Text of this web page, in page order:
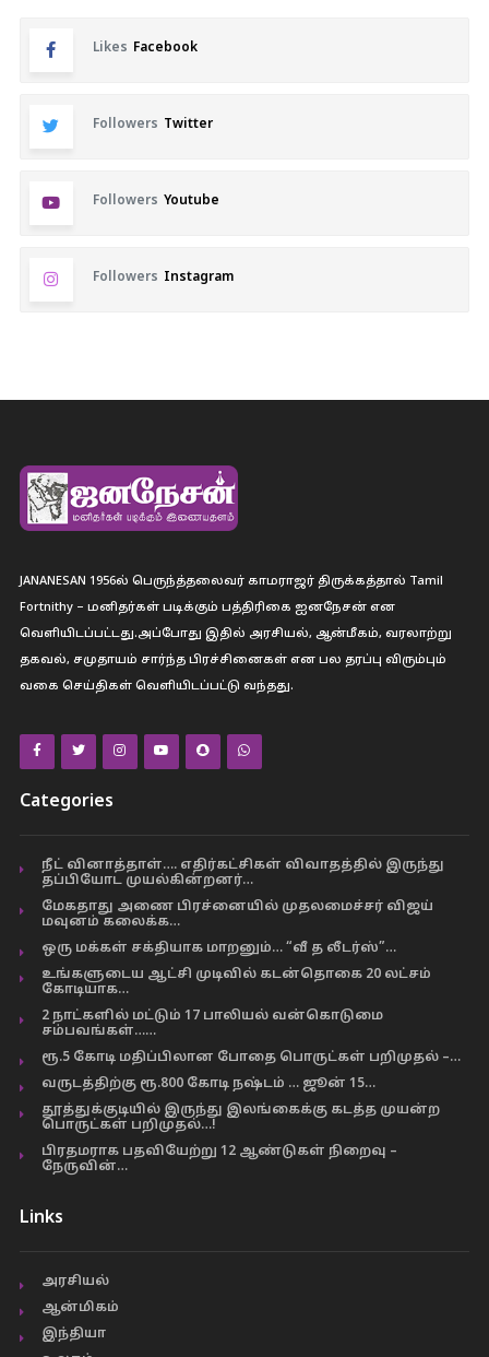
Likes Facebook
Followers Twitter
Followers Youtube
Followers Instagram
JANANESAN 1956ல் பெருந்த்தலைவர் காமராஜர் திருக்கத்தால் Tamil
Fortnithy – மனிதர்கள் படிக்கும் பத்திரிகை ஐனநேசன் என
வெளியிடப்பட்டது.அப்போது இதில் அரசியல், ஆன்மீகம், வரலாற்று
தகவல், சமுதாயம் சார்ந்த பிரச்சினைகள் என பல தரப்பு விரும்பும்
வகை செய்திகள் வெளியிடப்பட்டு வந்தது.
Categories
நீட் வினாத்தாள்…. எதிர்கட்சிகள் விவாதத்தில் இருந்து
தப்பியோட முயல்கின்றனர்…
மேகதாது அணை பிரச்னையில் முதலமைச்சர் விஜய்
மவுனம் கலைக்க…
ஒரு மக்கள் சக்தியாக மாறனும்… “வீ த லீடர்ஸ்”…
உங்களுடைய ஆட்சி முடிவில் கடன்தொகை 20 லட்சம்
கோடியாக…
2 நாட்களில் மட்டும் 17 பாலியல் வன்கொடுமை
சம்பவங்கள்……
ரூ.5 கோடி மதிப்பிலான போதை பொருட்கள் பறிமுதல் –…
வருடத்திற்கு ரூ.800 கோடி நஷ்டம் … ஜூன் 15…
தூத்துக்குடியில் இருந்து இலங்கைக்கு கடத்த முயன்ற
பொருட்கள் பறிமுதல்…!
பிரதமராக பதவியேற்று 12 ஆண்டுகள் நிறைவு –
நேருவின்…
Links
அரசியல்
ஆன்மிகம்
இந்தியா